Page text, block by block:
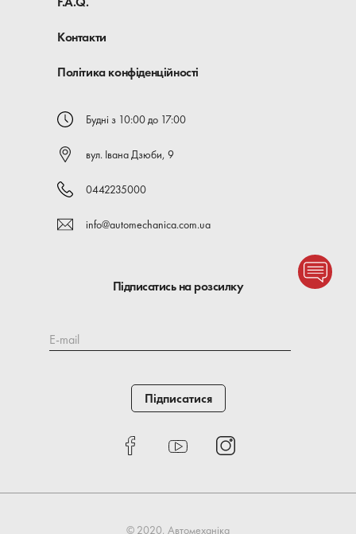
Контакти
Політика конфіденційності
Будні з 10:00 до 17:00
вул. Івана Дзюби, 9
0442235000
info@automechanica.com.ua
Підписатись на розсилку
E-mail
Підписатися
© 2020, Автомеханіка